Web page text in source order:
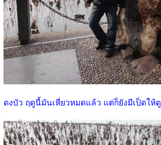
ดงบัว ฤดูนี้มันเหี่ยวหมดแล้ว แต่ก็ยังมีเป็ดให้ดู